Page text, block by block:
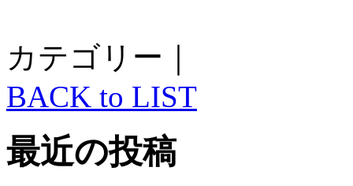
カテゴリー｜
BACK to LIST
最近の投稿